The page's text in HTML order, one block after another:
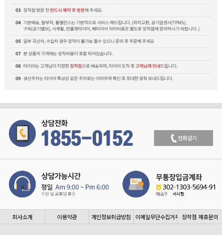
회사소개 이용약관 개인정보취급방침 이메일무단수집거부 장착점 제휴문의